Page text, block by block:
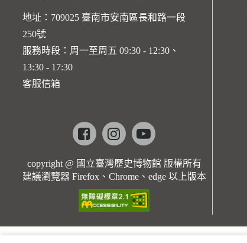
地址：709025 臺南市安南區長和路一段
250號
服務時段：周一至周五 09:30 - 12:30、
13:30 - 17:30
客服信箱
Facebookinstagramyoutube
copyright @ 國立臺灣歷史博物館 版權所有
建議瀏覽器 Firefox、Chrome、edge 以上版本